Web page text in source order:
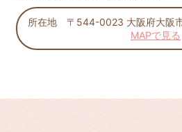
所在地 〒544-0023 大阪府大阪
MAPで見る